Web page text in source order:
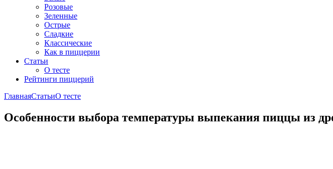
Розовые
Зеленные
Острые
Сладкие
Классические
Как в пиццерии
Статьи
О тесте
Рейтинги пиццерий
ГлавнаяСтатьиО тесте
Особенности выбора температуры выпекания пиццы из